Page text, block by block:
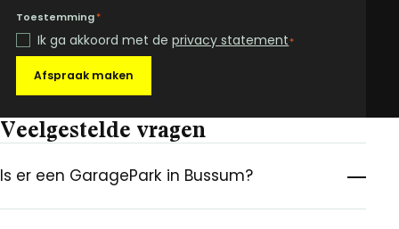
Toestemming*
Ik ga akkoord met deprivacy statement*
Afspraak maken
Veelgestelde vragen
Is er een GaragePark in Bussum?